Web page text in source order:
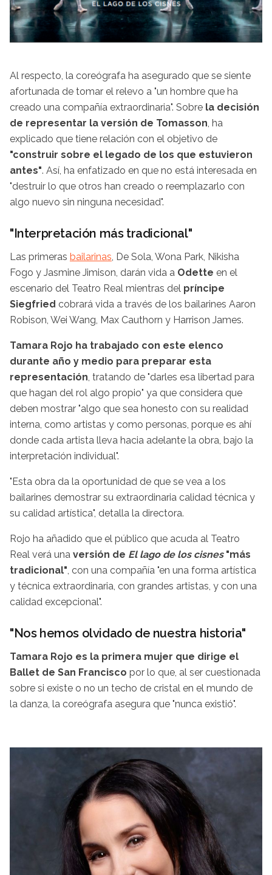
Al respecto, la coreógrafa ha asegurado que se siente
afortunada de tomar el relevo a "un hombre que ha
creado una compañía extraordinaria". Sobre la decisión
de representar la versión de Tomasson , ha
explicado que tiene relación con el objetivo de
"construir sobre el legado de los que estuvieron
antes". Así, ha enfatizado en que no está interesada en
"destruir lo que otros han creado o reemplazarlo con
algo nuevo sin ninguna necesidad".
"Interpretación más tradicional"
Las primeras bailarinas , De Sola, Wona Park, Nikisha
Fogo y Jasmine Jimison, darán vida a Odette en el
escenario del Teatro Real mientras del príncipe
Siegfried cobrará vida a través de los bailarines Aaron
Robison, Wei Wang, Max Cauthorn y Harrison James.
Tamara Rojo ha trabajado con este elenco
durante año y medio para preparar esta
representación , tratando de "darles esa libertad para
que hagan del rol algo propio" ya que considera que
deben mostrar "algo que sea honesto con su realidad
interna, como artistas y como personas, porque es ahí
donde cada artista lleva hacia adelante la obra, bajo la
interpretación individual".
"Esta obra da la oportunidad de que se vea a los
bailarines demostrar su extraordinaria calidad técnica y
su calidad artística", detalla la directora.
Rojo ha añadido que el público que acuda al Teatro
Real verá una versión de El lago de los cisnes"más
tradicional" , con una compañía "en una forma artística
y técnica extraordinaria, con grandes artistas, y con una
calidad excepcional".
"Nos hemos olvidado de nuestra historia"
Tamara Rojo es la primera mujer que dirige el
Ballet de San Francisco por lo que, al ser cuestionada
sobre si existe o no un techo de cristal en el mundo de
la danza, la coreógrafa asegura que "nunca existió".